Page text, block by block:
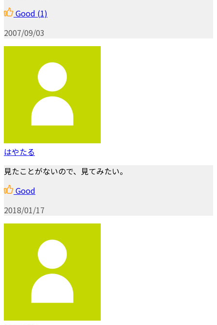
Good (1)
2007/09/03
はやたる
見たことがないので、見てみたい。
Good
2018/01/17